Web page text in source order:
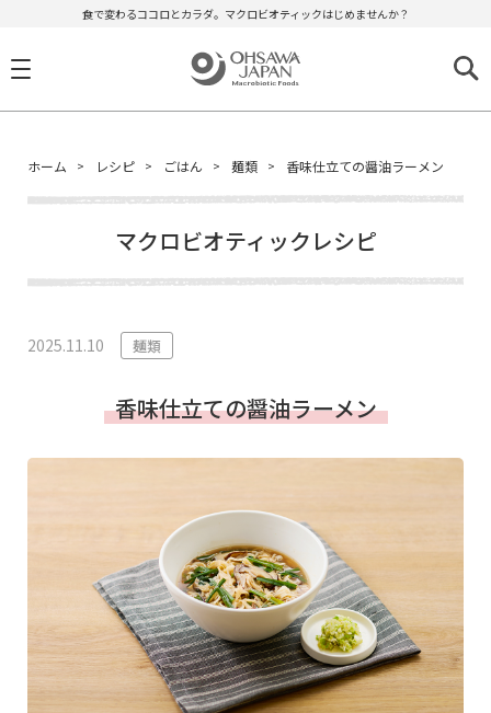
食で変わるココロとカラダ。マクロビオティックはじめませんか？
ホーム レシピ ごはん 麺類 香味仕立ての醤油ラーメン
マクロビオティックレシピ
2025.11.10 麺類
香味仕立ての醤油ラーメン